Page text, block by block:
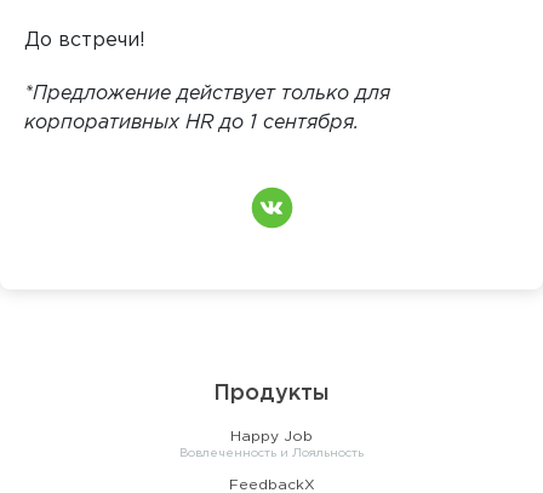
До встречи!
*Предложение действует только для
корпоративных HR до 1 сентября.
Продукты
Happy Job
Вовлеченность и Лояльность
FeedbackX